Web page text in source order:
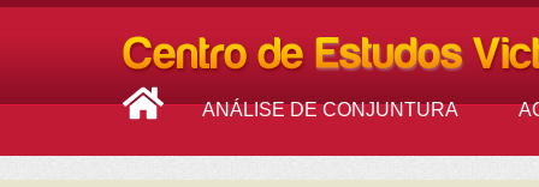
ANÁLISE DE CONJUNTURA